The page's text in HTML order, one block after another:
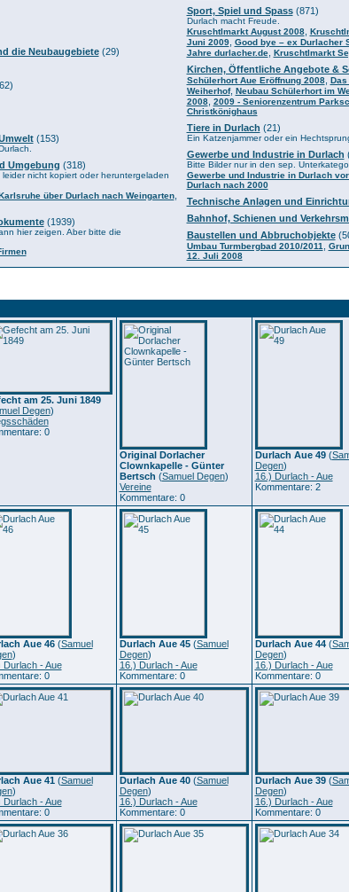
die Neubaugebiete(29)
(153)
Umgebung (318)
nicht kopiert oder heruntergeladen
über Durlach nach Weingarten,
(1939)
hier zeigen. Aber bitte die
Sport, Spiel und Spass(871)
Durlach macht Freude.
Kruschtlmarkt August 2008,
Juni 2009, Good bye – ex Durlacher
Jahre durlacher.de, Kruschtlmarkt
Kirchen, Öffentliche Angebote &
Schülerhort Aue Eröffnung 2008,
Weiherhof, Neubau Schülerhort im
2008, 2009 - Seniorenzentrum
Christkönighaus
Tiere in Durlach (21)
Ein Katzenjammer oder ein
Gewerbe und Industrie in Durlach
Bitte Bilder nur in den sep.
Gewerbe und Industrie in Durlach
Durlach nach 2000
Technische Anlagen und
Bahnhof, Schienen und
Baustellen und Abbruchobjekte
Umbau Turmbergbad 2010/2011
12. Juli 2008
am 25. Juni 1849
Degen)
0
Original Dorlacher
Clownkapelle - Günter
Bertsch (Samuel Degen)
Vereine
Kommentare: 0
Durlach Aue 49(
Degen)
16.) Durlach - Aue
Kommentare: 2
Aue 46(Samuel
)
Durlach - Aue
0
Durlach Aue 45(Samuel
Degen)
16.) Durlach - Aue
Kommentare: 0
Durlach Aue 44(
Degen)
16.) Durlach - Aue
Kommentare: 0
Aue 41(Samuel
)
Durlach - Aue
0
Durlach Aue 40(Samuel
Degen)
16.) Durlach - Aue
Kommentare: 0
Durlach Aue 39(
Degen)
16.) Durlach - Aue
Kommentare: 0